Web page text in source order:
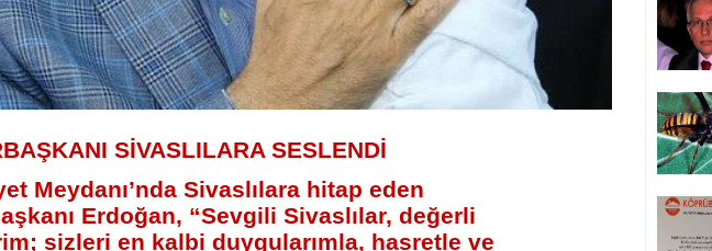
SİVASLILARA SESLENDİ
Meydanı’nda Sivaslılara hitap eden
Erdoğan, “Sevgili Sivaslılar, değerli
sizleri en kalbi duygularımla, hasretle ve